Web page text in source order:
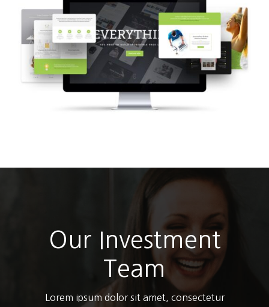
Our Investment
Team
Lorem ipsum dolor sit amet, consectetur